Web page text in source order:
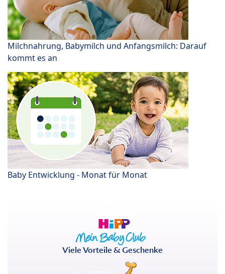
Milchnahrung, Babymilch und Anfangsmilch: Darauf
kommt es an
Baby Entwicklung - Monat für Monat
Viele Vorteile & Geschenke